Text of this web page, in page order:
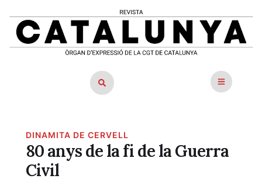
DINAMITA DE CERVELL
80 anys de la fi de la Guerra
Civil